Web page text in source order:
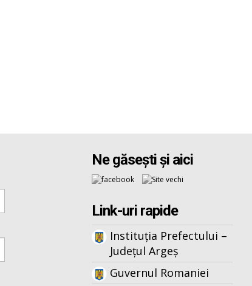
Ne găsești și aici
Link-uri rapide
Instituția Prefectului –
Județul Argeș
Guvernul Romaniei